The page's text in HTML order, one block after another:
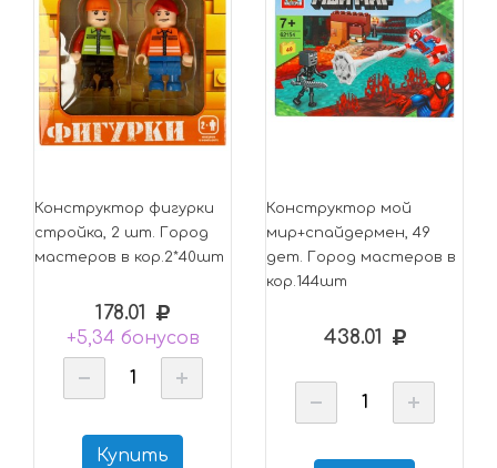
Конструктор фигурки
стройка, 2 шт. Город
мастеров в кор.2*40шт
178.01
+5,34 бонусов
Купить
Конструктор мой
мир+спайдермен, 49
дет. Город мастеров в
кор.144шт
438.01